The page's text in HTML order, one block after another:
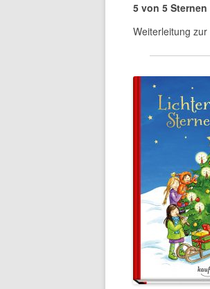
5 von 5 Sternen
Weiterleitung zur